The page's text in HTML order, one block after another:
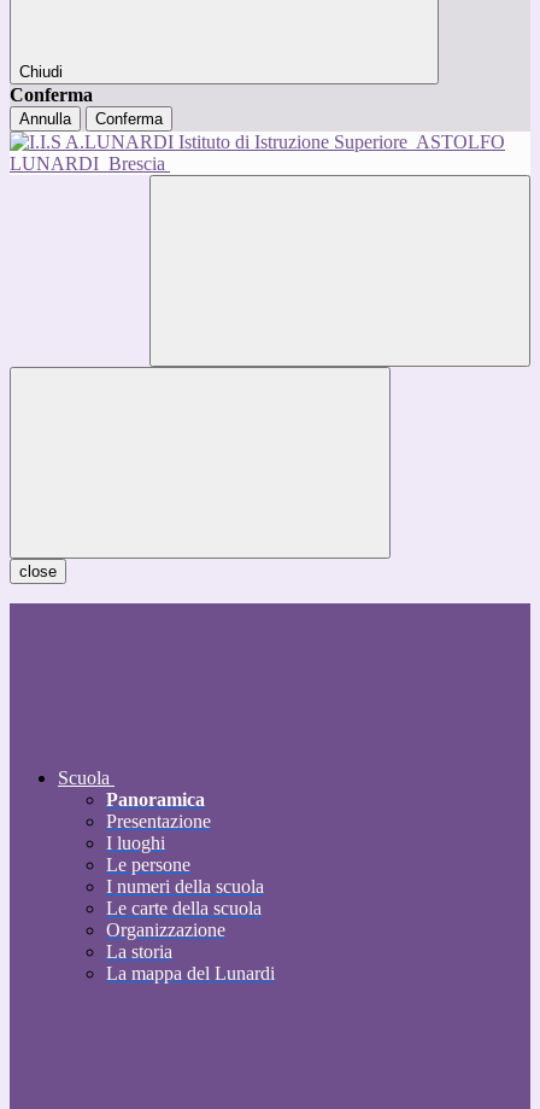
Chiudi
Conferma
Annulla Conferma
Istituto di Istruzione Superiore ASTOLFO
LUNARDI Brescia
close
Scuola
Panoramica
Presentazione
I luoghi
Le persone
I numeri della scuola
Le carte della scuola
Organizzazione
La storia
La mappa del Lunardi